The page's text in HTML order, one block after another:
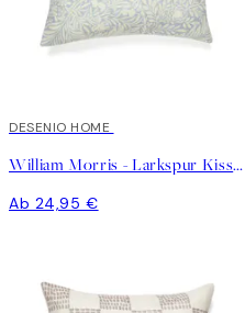
DESENIO HOME
William Morris - Larkspur Kissenbezug
Ab 24,95 €